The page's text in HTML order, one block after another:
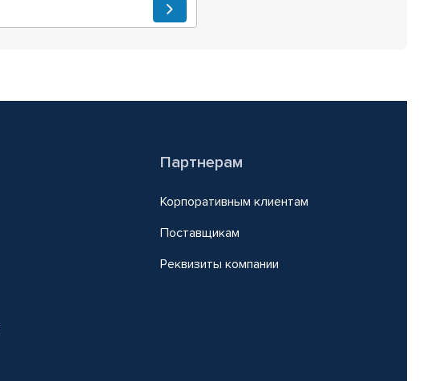
Партнерам
Корпоративным клиентам
Поставщикам
Реквизиты компании